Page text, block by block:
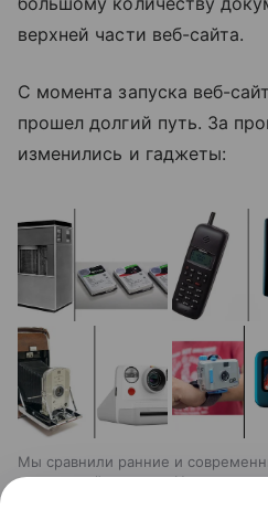
верхней части веб-сайта.
С момента запуска веб-
прошел долгий путь. За
изменились и гаджеты:
Мы сравнили ранние и
популярной техники. Некоторые